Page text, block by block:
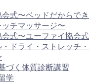
式〜ベッドだからでき
チマッサージ〜
式〜ユーファイ協会式
ドライ・ストレッチ・
づく体質診断講習
学